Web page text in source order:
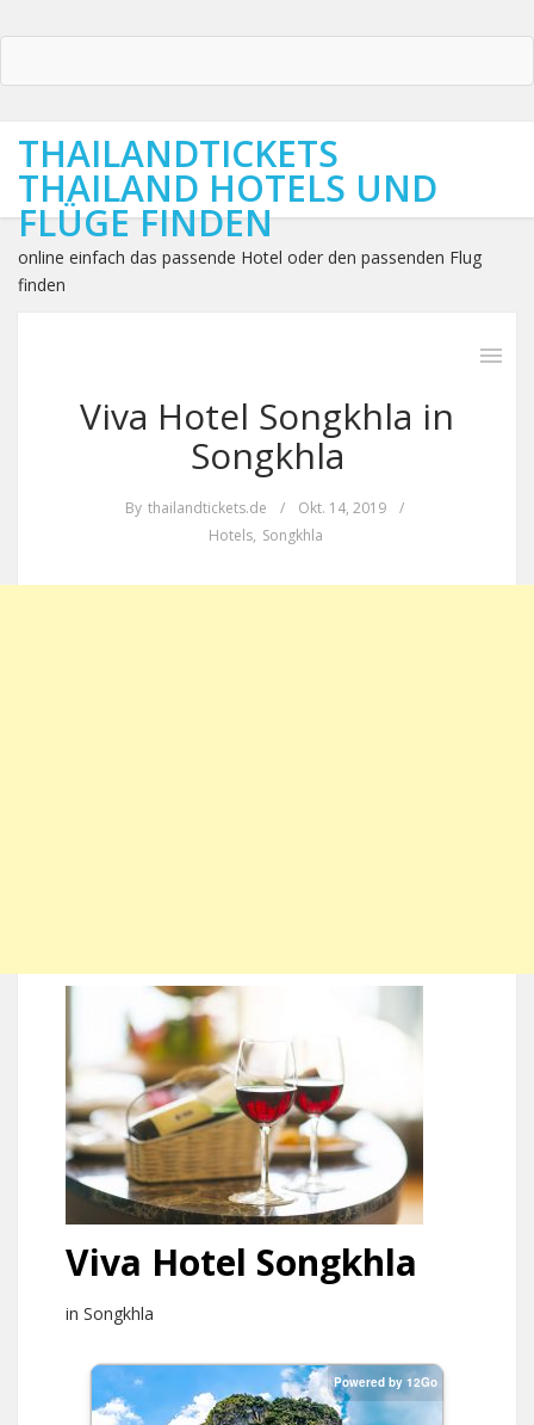
THAILANDTICKETS
THAILAND HOTELS UND
FLÜGE FINDEN
online einfach das passende Hotel oder den passenden Flug
finden
Viva Hotel Songkhla in
Songkhla
By thailandtickets.de / Okt. 14, 2019
/
Hotels, Songkhla
Viva Hotel Songkhla
in Songkhla